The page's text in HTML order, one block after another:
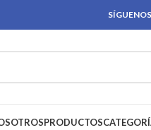
PRODUCTOS